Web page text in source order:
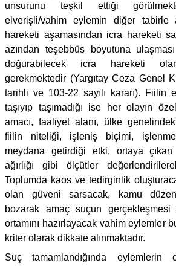
unsurunu teşkil ettiği
elverişli/vahim eylemin diğer tabirle
hareketi aşamasından icra hareketi
azından teşebbüs boyutuna
doğurabilecek icra hareketi
gerekmektedir (Yargıtay Ceza Genel
tarihli ve 103-22 sayılı kararı). Fiilin
taşıyıp taşımadığı ise her olayın
amacı, faaliyet alanı, ülke
fiilin niteliği, işleniş biçimi, işlenme
meydana getirdiği etki, ortaya
ağırlığı gibi ölçütler
Toplumda kaos ve tedirginlik
olan güveni sarsacak, kamu
bozarak amaç suçun
ortamını hazırlayacak vahim eylemler
kriter olarak dikkate alınmaktadır.
Suç tamamlandığında eylemlerin